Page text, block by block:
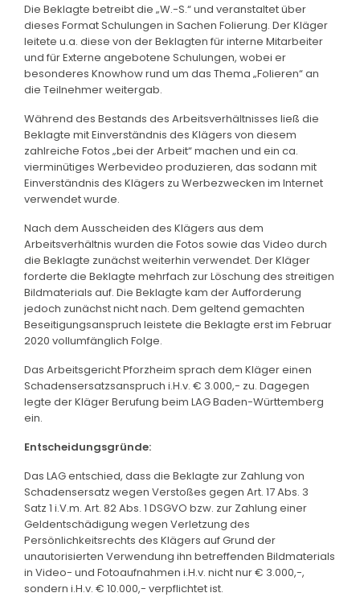
Die Beklagte betreibt die „W.-S.“ und veranstaltet über
dieses Format Schulungen in Sachen Folierung. Der Kläger
leitete u.a. diese von der Beklagten für interne Mitarbeiter
und für Externe angebotene Schulungen, wobei er
besonderes Knowhow rund um das Thema „Folieren“ an
die Teilnehmer weitergab.
Während des Bestands des Arbeitsverhältnisses ließ die
Beklagte mit Einverständnis des Klägers von diesem
zahlreiche Fotos „bei der Arbeit“ machen und ein ca.
vierminütiges Werbevideo produzieren, das sodann mit
Einverständnis des Klägers zu Werbezwecken im Internet
verwendet wurde.
Nach dem Ausscheiden des Klägers aus dem
Arbeitsverhältnis wurden die Fotos sowie das Video durch
die Beklagte zunächst weiterhin verwendet. Der Kläger
forderte die Beklagte mehrfach zur Löschung des streitigen
Bildmaterials auf. Die Beklagte kam der Aufforderung
jedoch zunächst nicht nach. Dem geltend gemachten
Beseitigungsanspruch leistete die Beklagte erst im Februar
2020 vollumfänglich Folge.
Das Arbeitsgericht Pforzheim sprach dem Kläger einen
Schadensersatzsanspruch i.H.v. € 3.000,- zu. Dagegen
legte der Kläger Berufung beim LAG Baden-Württemberg
ein.
Entscheidungsgründe:
Das LAG entschied, dass die Beklagte zur Zahlung von
Schadensersatz wegen Verstoßes gegen Art. 17 Abs. 3
Satz 1 i.V.m. Art. 82 Abs. 1 DSGVO bzw. zur Zahlung einer
Geldentschädigung wegen Verletzung des
Persönlichkeitsrechts des Klägers auf Grund der
unautorisierten Verwendung ihn betreffenden Bildmaterials
in Video- und Fotoaufnahmen i.H.v. nicht nur € 3.000,-,
sondern i.H.v. € 10.000,- verpflichtet ist.